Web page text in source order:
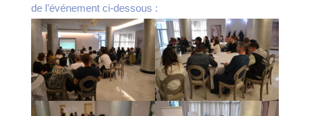
de l’événement ci-dessous :